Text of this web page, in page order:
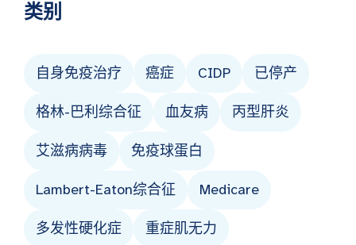
类别
自身免疫治疗 癌症 CIDP 已停产
格林-巴利综合征 血友病 丙型肝炎
艾滋病病毒 免疫球蛋白
Lambert-Eaton综合征 Medicare
多发性硬化症 重症肌无力